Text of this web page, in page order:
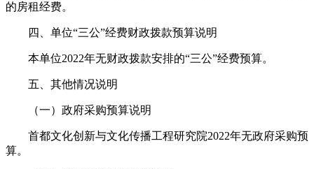
的房租经费。
四、单位“三公”经费财政拨款预算说明
本单位2022年无财政拨款安排的“三公”经费预算。
五、其他情况说明
（一）政府采购预算说明
首都文化创新与文化传播工程研究院2022年无政府采购预
算。